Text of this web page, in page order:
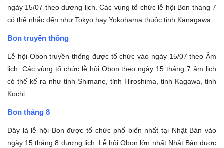
ngày 15/07 theo dương lịch. Các vùng tổ chức lễ hội Bon tháng 7
có thể nhắc đến như Tokyo hay Yokohama thuộc tỉnh Kanagawa.
Bon truyền thống
Lễ hội Obon truyền thống được tổ chức vào ngày 15/07 theo Âm
lịch. Các vùng tổ chức lễ hội Obon theo ngày 15 tháng 7 âm lịch
có thể kể ra như tỉnh Shimane, tỉnh Hiroshima, tỉnh Kagawa, tỉnh
Kochi ..
Bon tháng 8
Đây là lễ hội Bon được tổ chức phổ biến nhất tại Nhật Bản vào
ngày 15 tháng 8 dương lịch. Lễ hội Obon lớn nhất Nhật Bản được